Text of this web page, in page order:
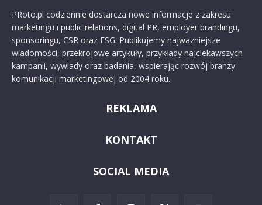
PRoto.pl codziennie dostarcza nowe informacje z zakresu
marketingu i public relations, digital PR, employer brandingu,
sponsoringu, CSR oraz ESG. Publikujemy najważniejsze
wiadomości, przekrojowe artykuły, przykłady najciekawszych
kampanii, wywiady oraz badania, wspierając rozwój branży
komunikacji marketingowej od 2004 roku.
REKLAMA
KONTAKT
SOCIAL MEDIA